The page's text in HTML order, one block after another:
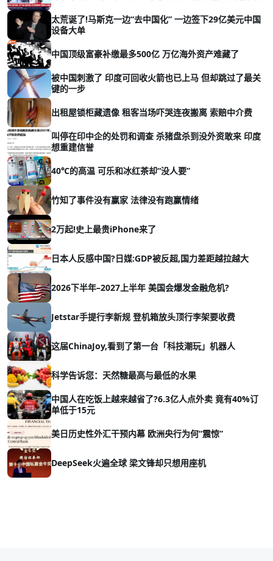
太荒诞了!马斯克一边“去中国化” 一边签下29亿美元中国
设备大单
中国顶级富豪补缴最多500亿 万亿海外资产难藏了
被中国刺激了 印度可回收火箭也已上马 但却跳过了最关
键的一步
出租屋锁柜藏遗像 租客当场吓哭连夜搬离 索赔中介费
叫停在印中企的处罚和调查 杀猪盘杀到没外资敢来 印度
想重建信誉
40℃的高温 可乐和冰红茶却“没人要”
竹知了事件没有赢家 法律没有跑赢情绪
2万起!史上最贵iPhone来了
日本人反感中国?日媒:GDP被反超,国力差距越拉越大
2026下半年–2027上半年 美国会爆发金融危机?
Jetstar手提行李新规 登机箱放头顶行李架要收费
这届ChinaJoy,看到了第一台「科技潮玩」机器人
科学告诉您：天然糖最高与最低的水果
中国人在吃饭上越来越省了?6.3亿人点外卖 竟有40%订
单低于15元
美日历史性外汇干预内幕 欧洲央行为何“震惊”
DeepSeek火遍全球 梁文锋却只想用座机